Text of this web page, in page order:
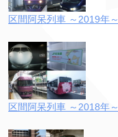
区間阿呆列車 ～2019年～
区間阿呆列車 ～2018年～